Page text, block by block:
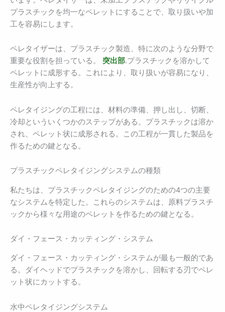
プラスチックを均一なペレットにすることで、取り扱いや加
工を容易にします。
ペレタイザーは、プラスチック製造、特に次のような分野で
重要な役割を担っている。 突出部.プラスチックを溶かして
ペレットに成形する。これにより、取り扱いが容易になり、
生産性が向上する。
ペレタイジングの工程には、材料の準備、押し出し、切断、
冷却といういくつかのステップがある。プラスチックは溶か
され、ペレット状に成形される。この工程が一貫した製品を
作るための鍵となる。
プラスチックペレタイジングシステムの種類
私たちは、プラスチックペレタイジングのための4つの主要
なシステムを特定した。これらのシステムは、原料プラスチ
ックから様々な用途のペレットを作るための鍵となる。
ダイ・フェース・カッティング・システム
ダイ・フェース・カッティング・システムが最も一般的であ
る。ダイヘッドでプラスチックを溶かし、回転する刃でペレ
ット状にカットする。
水中ペレタイジングシステム